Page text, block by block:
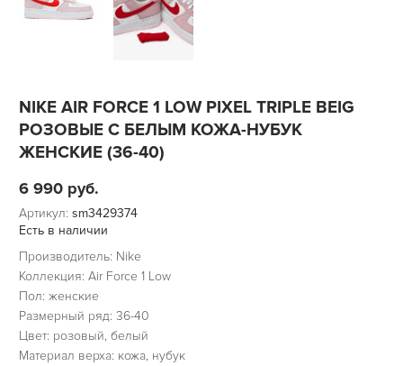
NIKE AIR FORCE 1 LOW PIXEL TRIPLE BEIG
РОЗОВЫЕ С БЕЛЫМ КОЖА-НУБУК
ЖЕНСКИЕ (36-40)
6 990 руб.
Артикул: sm3429374
Есть в наличии
Производитель: Nike
Коллекция: Air Force 1 Low
Пол: женские
Размерный ряд: 36-40
Цвет: розовый, белый
Материал верха: кожа, нубук